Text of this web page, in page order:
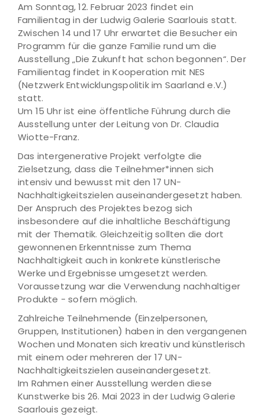
Am Sonntag, 12. Februar 2023 findet ein
Familientag in der Ludwig Galerie Saarlouis statt.
Zwischen 14 und 17 Uhr erwartet die Besucher ein
Programm für die ganze Familie rund um die
Ausstellung „Die Zukunft hat schon begonnen“. Der
Familientag findet in Kooperation mit NES
(Netzwerk Entwicklungspolitik im Saarland e.V.)
statt.
Um 15 Uhr ist eine öffentliche Führung durch die
Ausstellung unter der Leitung von Dr. Claudia
Wiotte-Franz.
Das intergenerative Projekt verfolgte die
Zielsetzung, dass die Teilnehmer*innen sich
intensiv und bewusst mit den 17 UN-
Nachhaltigkeitszielen auseinandergesetzt haben.
Der Anspruch des Projektes bezog sich
insbesondere auf die inhaltliche Beschäftigung
mit der Thematik. Gleichzeitig sollten die dort
gewonnenen Erkenntnisse zum Thema
Nachhaltigkeit auch in konkrete künstlerische
Werke und Ergebnisse umgesetzt werden.
Voraussetzung war die Verwendung nachhaltiger
Produkte - sofern möglich.
Zahlreiche Teilnehmende (Einzelpersonen,
Gruppen, Institutionen) haben in den vergangenen
Wochen und Monaten sich kreativ und künstlerisch
mit einem oder mehreren der 17 UN-
Nachhaltigkeitszielen auseinandergesetzt.
Im Rahmen einer Ausstellung werden diese
Kunstwerke bis 26. Mai 2023 in der Ludwig Galerie
Saarlouis gezeigt.